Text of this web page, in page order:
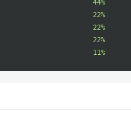
44%
22%
22%
22%
11%